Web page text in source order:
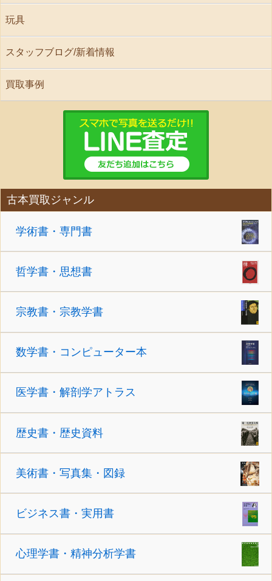
玩具
スタッフブログ/新着情報
買取事例
古本買取ジャンル
学術書・専門書
哲学書・思想書
宗教書・宗教学書
数学書・コンピューター本
医学書・解剖学アトラス
歴史書・歴史資料
美術書・写真集・図録
ビジネス書・実用書
心理学書・精神分析学書